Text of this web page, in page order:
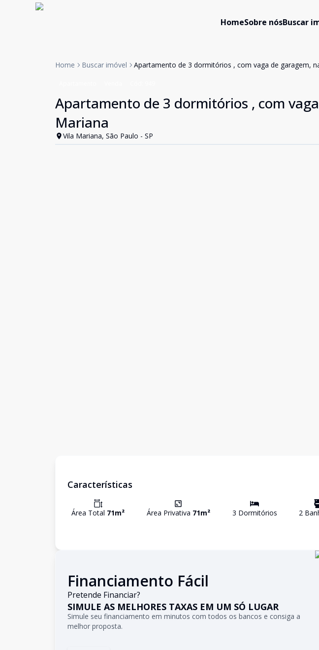
HomeSobre nósBuscar
Home Buscar imóvel Apartamento de 3 dormitórios , com vaga de garagem,
Apartamento de 3 dormitórios , com
Mariana
Vila Mariana, São Paulo - SP
Características
Área Total 71m² Área Privativa 71m² 3 Dormitórios 2
Financiamento Fácil
Pretende Financiar?
SIMULE AS MELHORES TAXAS EM UM SÓ LUGAR
Simule seu financiamento em minutos com todos os bancos e consiga a
melhor proposta.